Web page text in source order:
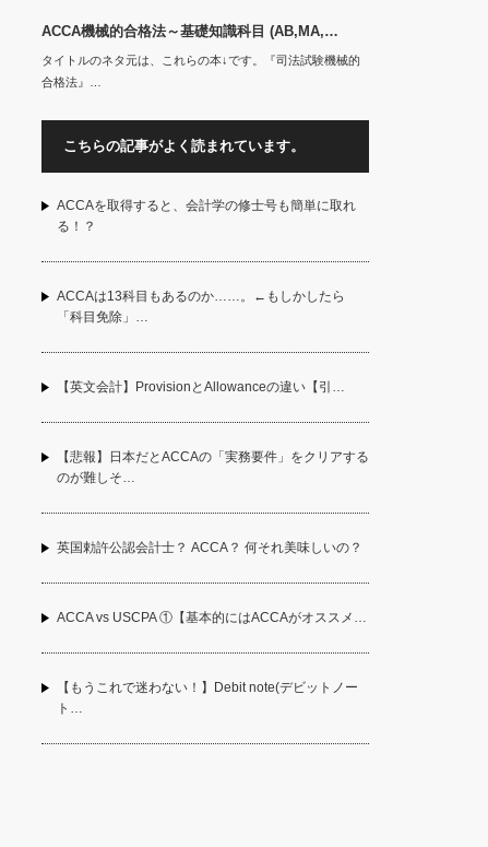
ACCA機械的合格法～基礎知識科目 (AB,MA,…
タイトルのネタ元は、これらの本↓です。『司法試験機械的
合格法』…
こちらの記事がよく読まれています。
ACCAを取得すると、会計学の修士号も簡単に取れ
る！？
ACCAは13科目もあるのか……。←もしかしたら
「科目免除」…
【英文会計】ProvisionとAllowanceの違い【引…
【悲報】日本だとACCAの「実務要件」をクリアする
のが難しそ…
英国勅許公認会計士？ ACCA？ 何それ美味しいの？
ACCA vs USCPA ①【基本的にはACCAがオススメ…
【もうこれで迷わない！】Debit note(デビットノー
ト…